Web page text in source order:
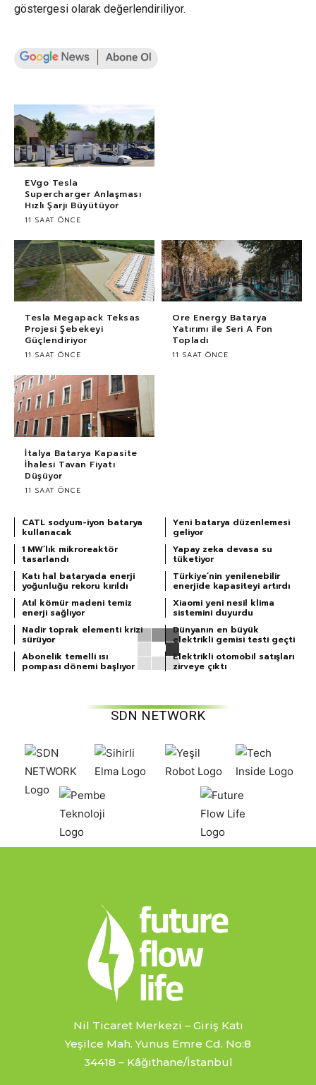
göstergesi olarak değerlendiriliyor.
EVgo Tesla
Supercharger Anlaşması
Hızlı Şarjı Büyütüyor
11 SAAT ÖNCE
Tesla Megapack Teksas
Projesi Şebekeyi
Güçlendiriyor
11 SAAT ÖNCE
Ore Energy Batarya
Yatırımı ile Seri A Fon
Topladı
11 SAAT ÖNCE
İtalya Batarya Kapasite
İhalesi Tavan Fiyatı
Düşüyor
11 SAAT ÖNCE
CATL sodyum-iyon batarya
kullanacak
Yeni batarya düzenlemesi
geliyor
1 MW’lık mikroreaktör
tasarlandı
Yapay zeka devasa su
tüketiyor
Katı hal bataryada enerji
yoğunluğu rekoru kırıldı
Türkiye’nin yenilenebilir
enerjide kapasiteyi artırdı
Atıl kömür madeni temiz
enerji sağlıyor
Xiaomi yeni nesil klima
sistemini duyurdu
Nadir toprak elementi krizi
sürüyor
Dünyanın en büyük
elektrikli gemisi testi geçti
Abonelik temelli ısı
pompası dönemi başlıyor
Elektrikli otomobil satışları
zirveye çıktı
SDN NETWORK
Nil Ticaret Merkezi – Giriş Katı
Yeşilce Mah. Yunus Emre Cd. No:8
34418 – Kâğıthane/İstanbul